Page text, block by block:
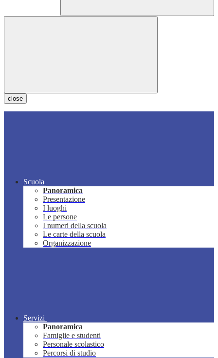
close
Scuola
Panoramica
Presentazione
I luoghi
Le persone
I numeri della scuola
Le carte della scuola
Organizzazione
Servizi
Panoramica
Famiglie e studenti
Personale scolastico
Percorsi di studio